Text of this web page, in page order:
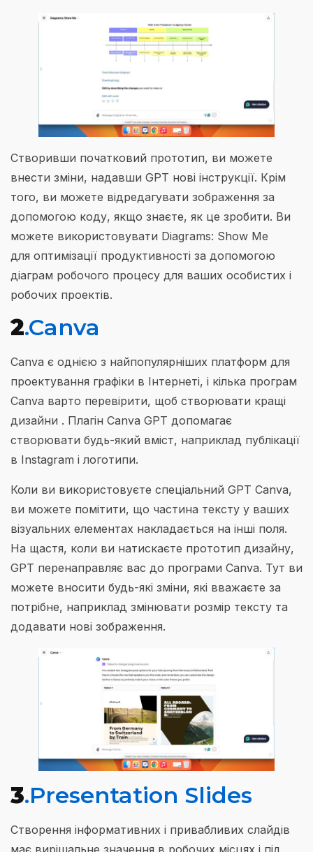
Створивши початковий прототип, ви можете
внести зміни, надавши GPT нові інструкції. Крім
того, ви можете відредагувати зображення за
допомогою коду, якщо знаєте, як це зробити. Ви
можете використовувати Diagrams: Show Me
для оптимізації продуктивності за допомогою
діаграм робочого процесу для ваших особистих і
робочих проектів.
2.Canva
Canva є однією з найпопулярніших платформ для
проектування графіки в Інтернеті, і кілька програм
Canva варто перевірити, щоб створювати кращі
дизайни . Плагін Canva GPT допомагає
створювати будь-який вміст, наприклад публікації
в Instagram і логотипи.
Коли ви використовуєте спеціальний GPT Canva,
ви можете помітити, що частина тексту у ваших
візуальних елементах накладається на інші поля.
На щастя, коли ви натискаєте прототип дизайну,
GPT перенаправляє вас до програми Canva. Тут ви
можете вносити будь-які зміни, які вважаєте за
потрібне, наприклад змінювати розмір тексту та
додавати нові зображення.
3.Presentation Slides
Створення інформативних і привабливих слайдів
має вирішальне значення в робочих місцях і під